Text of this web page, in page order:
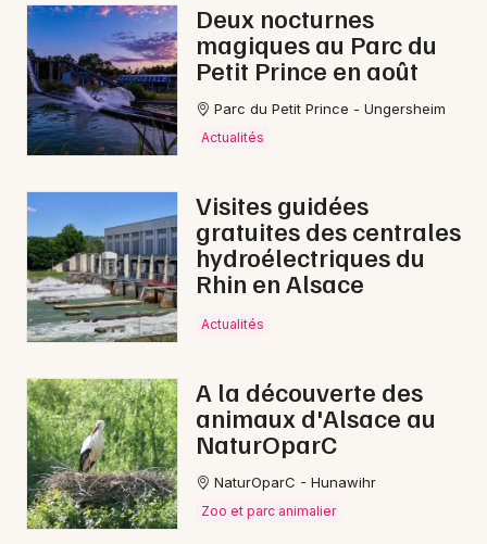
Reggae dans le Grand Est
Newsletter des sorties
Artistes en tournée
Actus à Wissembourg
Magazine à Wissembourg
Actus tourisme & loisirs
Restaurants
Deux nocturnes
magiques au Parc du
Petit Prince en août
Parc du Petit Prince - Ungersheim
Actualités
Visites guidées
gratuites des centrales
hydroélectriques du
Rhin en Alsace
Actualités
A la découverte des
animaux d'Alsace au
NaturOparC
NaturOparC - Hunawihr
Zoo et parc animalier